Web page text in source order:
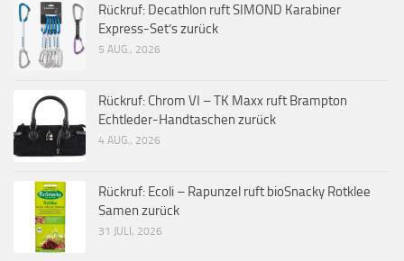
Rückruf: Decathlon ruft SIMOND Karabiner
Express-Set’s zurück
5 AUG., 2026
Rückruf: Chrom VI – TK Maxx ruft Brampton
Echtleder-Handtaschen zurück
4 AUG., 2026
Rückruf: Ecoli – Rapunzel ruft bioSnacky Rotklee
Samen zurück
31 JULI, 2026